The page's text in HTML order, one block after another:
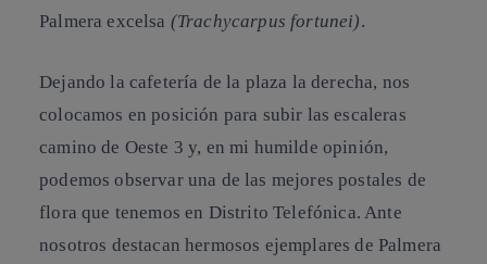
Palmera excelsa (Trachycarpus fortunei).
Dejando la cafetería de la plaza la derecha, nos
colocamos en posición para subir las escaleras
camino de Oeste 3 y, en mi humilde opinión,
podemos observar una de las mejores postales de
flora que tenemos en Distrito Telefónica. Ante
nosotros destacan hermosos ejemplares de Palmera